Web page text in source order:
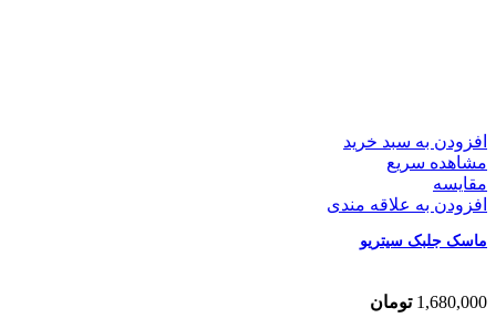
افزودن به سبد خرید
مشاهده سریع
مقایسه
افزودن به علاقه مندی
ماسک جلبک سیتریو
1,680,000 تومان